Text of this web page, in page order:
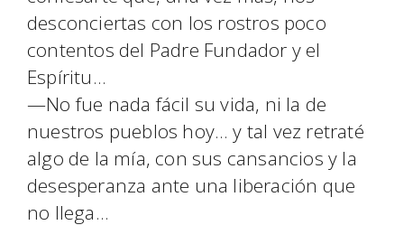
desconciertas con los rostros poco
contentos del Padre Fundador y el
Espíritu…
—No fue nada fácil su vida, ni la de
nuestros pueblos hoy… y tal vez retraté
algo de la mía, con sus cansancios y la
desesperanza ante una liberación que
no llega…